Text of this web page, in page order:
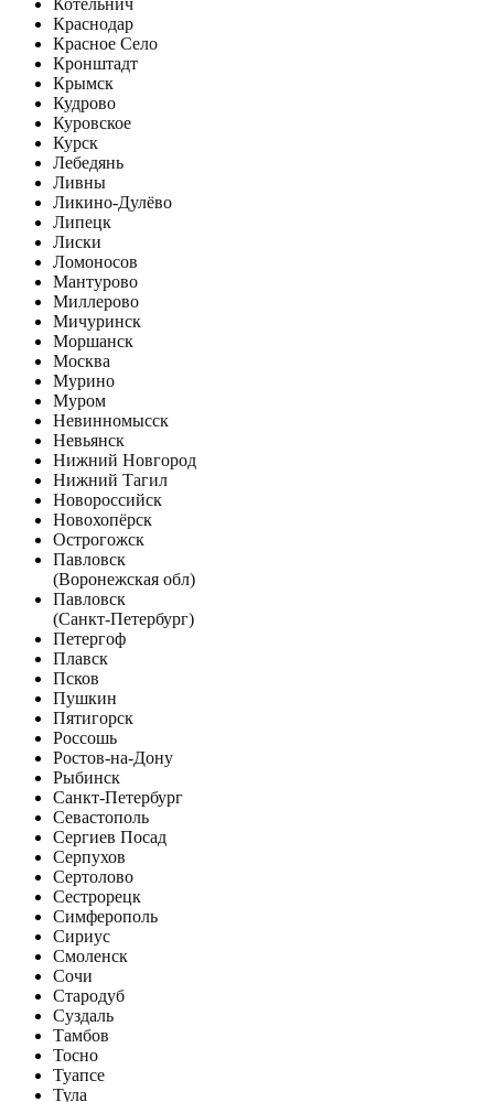
Котельнич
Краснодар
Красное Село
Кронштадт
Крымск
Кудрово
Куровское
Курск
Лебедянь
Ливны
Ликино-Дулёво
Липецк
Лиски
Ломоносов
Мантурово
Миллерово
Мичуринск
Моршанск
Москва
Мурино
Муром
Невинномысск
Невьянск
Нижний Новгород
Нижний Тагил
Новороссийск
Новохопёрск
Острогожск
Павловск
(Воронежская обл)
Павловск
(Санкт-Петербург)
Петергоф
Плавск
Псков
Пушкин
Пятигорск
Россошь
Ростов-на-Дону
Рыбинск
Санкт-Петербург
Севастополь
Сергиев Посад
Серпухов
Сертолово
Сестрорецк
Симферополь
Сириус
Смоленск
Сочи
Стародуб
Суздаль
Тамбов
Тосно
Туапсе
Тула